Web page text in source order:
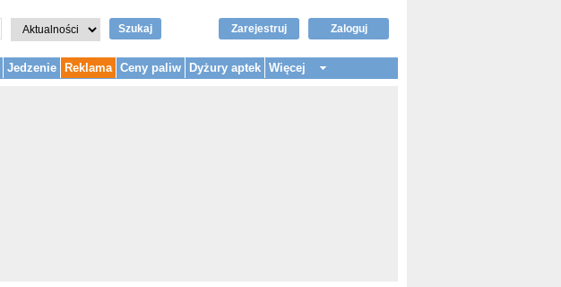
Szukaj Zaloguj
Zarejestruj
Jedzenie Reklama Ceny paliw Dyżury aptek Więcej